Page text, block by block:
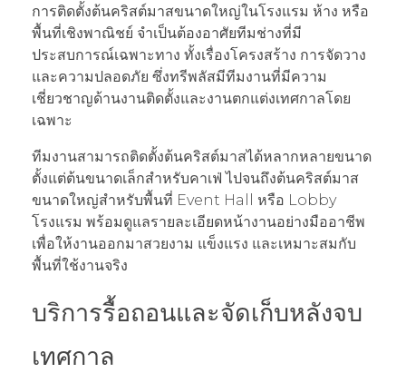
การติดตั้งต้นคริสต์มาสขนาดใหญ่ในโรงแรม ห้าง หรือ
พื้นที่เชิงพาณิชย์ จำเป็นต้องอาศัยทีมช่างที่มี
ประสบการณ์เฉพาะทาง ทั้งเรื่องโครงสร้าง การจัดวาง
และความปลอดภัย ซึ่งทรีพลัสมีทีมงานที่มีความ
เชี่ยวชาญด้านงานติดตั้งและงานตกแต่งเทศกาลโดย
เฉพาะ
ทีมงานสามารถติดตั้งต้นคริสต์มาสได้หลากหลายขนาด
ตั้งแต่ต้นขนาดเล็กสำหรับคาเฟ่ ไปจนถึงต้นคริสต์มาส
ขนาดใหญ่สำหรับพื้นที่ Event Hall หรือ Lobby
โรงแรม พร้อมดูแลรายละเอียดหน้างานอย่างมืออาชีพ
เพื่อให้งานออกมาสวยงาม แข็งแรง และเหมาะสมกับ
พื้นที่ใช้งานจริง
บริการรื้อถอนและจัดเก็บหลังจบ
เทศกาล